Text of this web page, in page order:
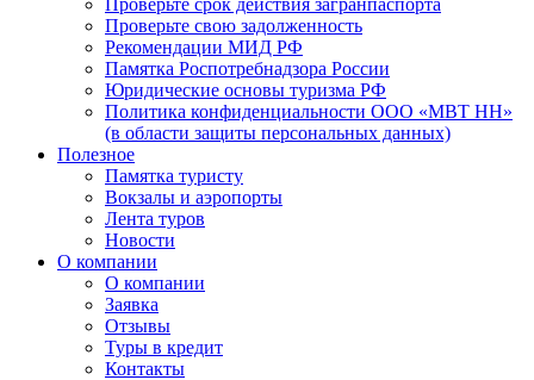
Проверьте срок действия загранпаспорта
Проверьте свою задолженность
Рекомендации МИД РФ
Памятка Роспотребнадзора России
Юридические основы туризма РФ
Политика конфиденциальности ООО «МВТ НН»
(в области защиты персональных данных)
Полезное
Памятка туристу
Вокзалы и аэропорты
Лента туров
Новости
О компании
О компании
Заявка
Отзывы
Туры в кредит
Контакты